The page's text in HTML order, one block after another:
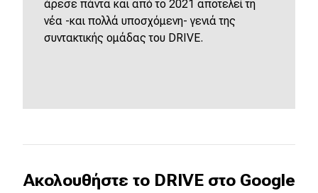
άρεσε πάντα και από το 2021 αποτελεί τη
νέα -και πολλά υποσχόμενη- γενιά της
συντακτικής ομάδας του DRIVE.
Ακολουθήστε το DRIVE στο Google